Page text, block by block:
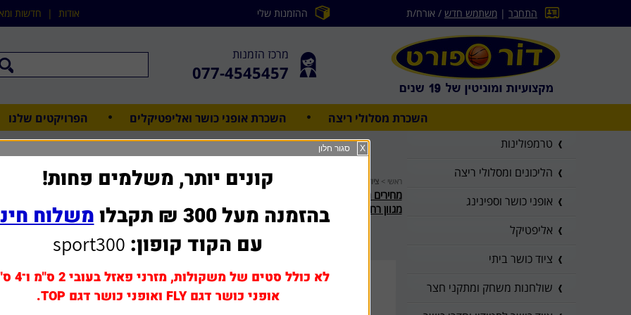
התחבר | משתמש חדש / אורח/ת ההזמנות שלי אודות | חדשות
מרכז הזמנות
077-4545457
השכרת מסלולי ריצה השכרת אופני כושר ואליפטיקלים הפרויקטים שלנו
ציוד כושר לסטודיו וחדרי כושר
ראשי > ציוד כושר לסטודיו וחדרי כושר בבניינים
מחירים מיוחדים ומוזלים לועדי בניינים וחדרי כושר ביתיים
מגוון רחב של ציוד לחדרי כושר ביתיים
טרמפולינות
הליכונים ומסלולי ריצה
אופני כושר וספינינג
אליפטיקל
ציוד כושר ביתי
שולחנות משחק ומתקני חצר
X סגור חלון
קונים יותר, משלמים פחות!
בהזמנה מעל 300 ₪ תקבלו
משלוח
עם הקוד קופון: sport300
לא כולל סטים של משקולות, מזרני פאזל בעובי 2 ס"מ ו־4 ס"מ,
אופני כושר דגם FLY ואופני כושר דגם TOP.